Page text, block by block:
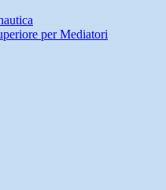
per Mediatori